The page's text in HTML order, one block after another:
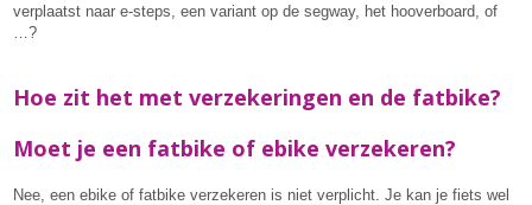
verplaatst naar e-steps, een variant op de segway, het hooverboard, of
…?
Hoe zit het met verzekeringen en de fatbike?
Moet je een fatbike of ebike verzekeren?
Nee, een ebike of fatbike verzekeren is niet verplicht. Je kan je fiets wel